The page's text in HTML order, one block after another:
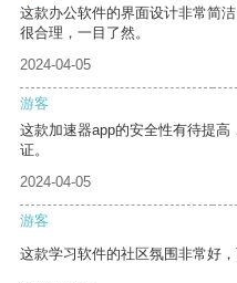
这款办公软件的界面设计非常简
很合理，一目了然。
2024-04-05
游客
这款加速器app的安全性有待提
证。
2024-04-05
游客
这款学习软件的社区氛围非常好